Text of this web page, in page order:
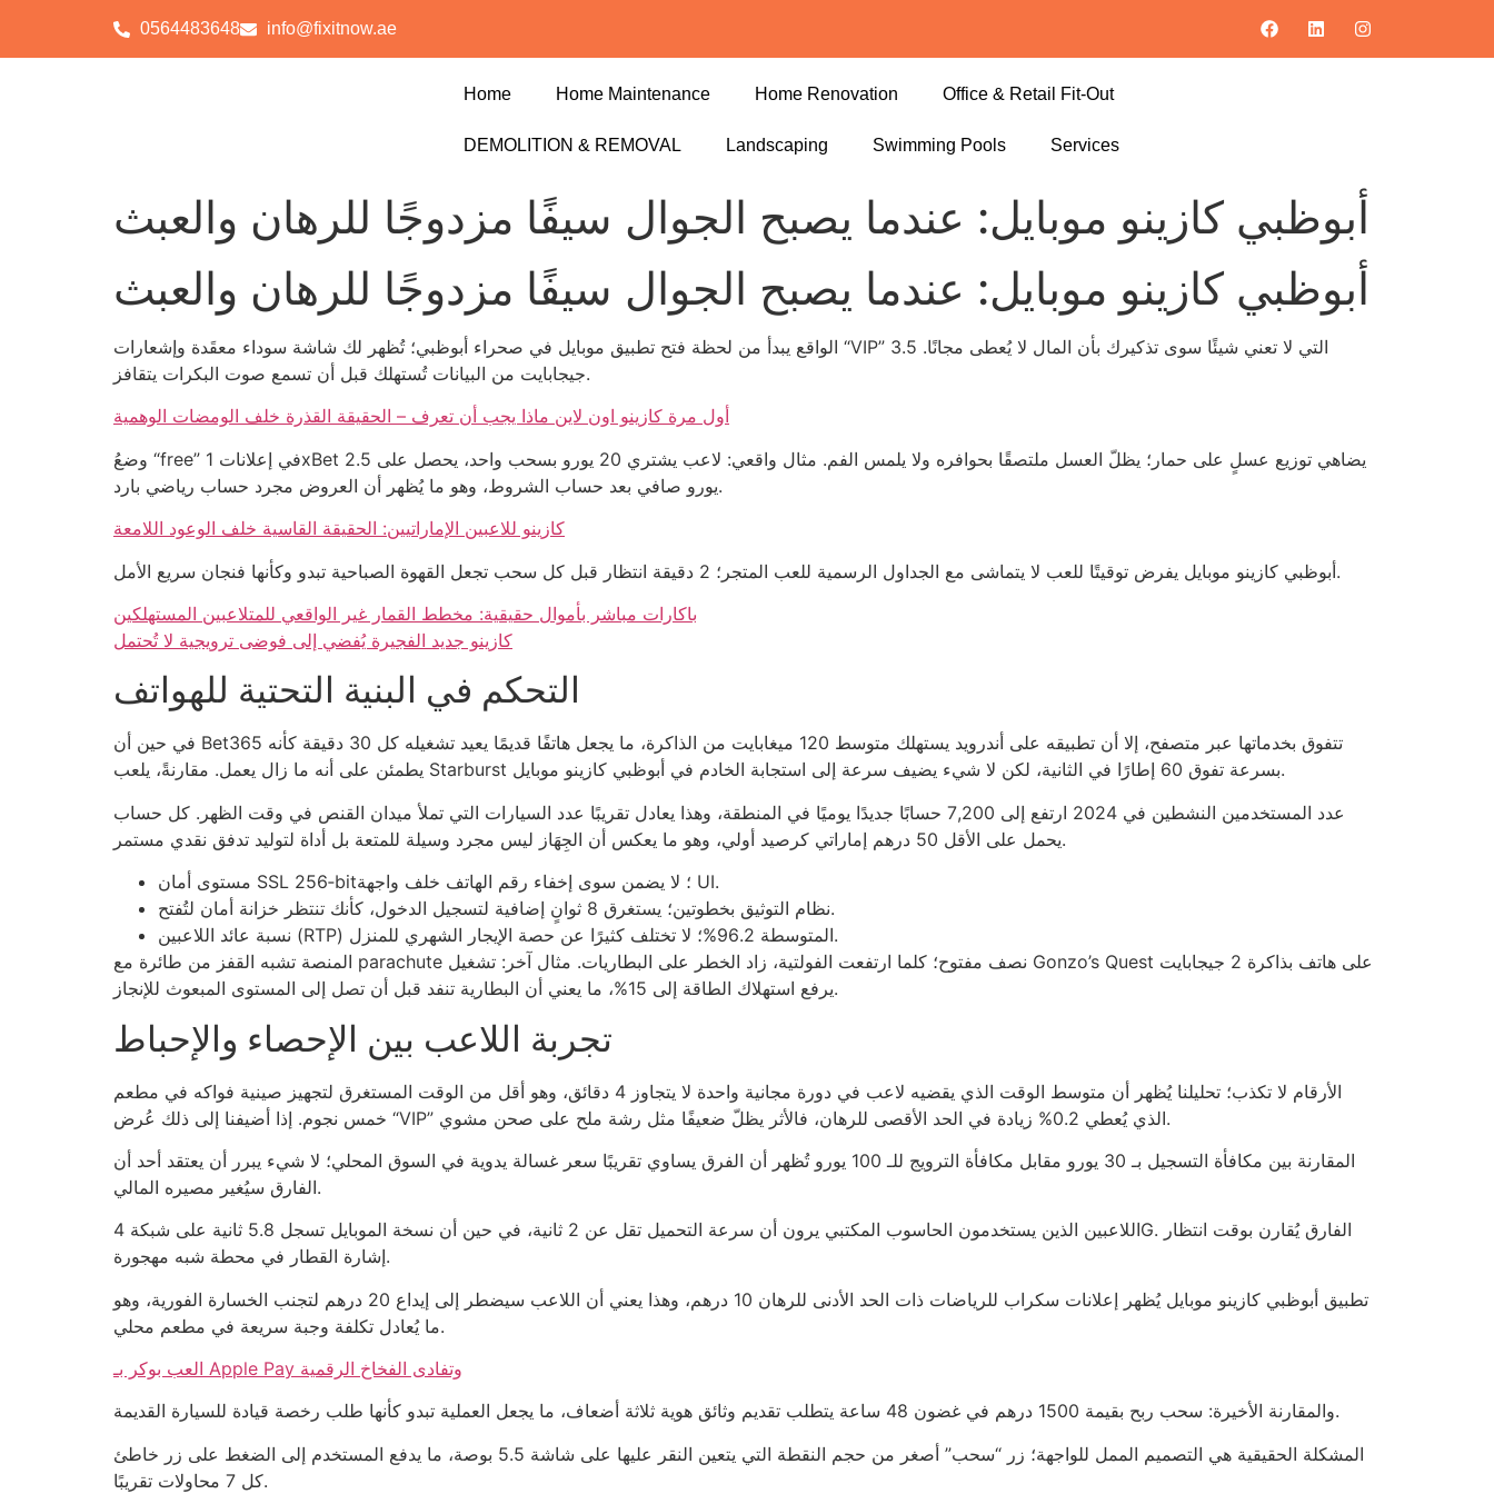
0564483648 info@fixitnow.ae
Home Home Maintenance Home Renovation Office & Retail Fit-Out
DEMOLITION & REMOVAL Landscaping Swimming Pools Services
أبوظبي كازينو موبايل: عندما يصبح الجوال سيفًا مزدوجًا للرهان والعبث
أبوظبي كازينو موبايل: عندما يصبح الجوال سيفًا مزدوجًا للرهان والعبث
الواقع يبدأ من لحظة فتح تطبيق موبايل في صحراء أبوظبي؛ تُظهر لك شاشة سوداء معقَدة وإشعارات “VIP” التي لا تعني شيئًا سوى تذكيرك بأن المال لا يُعطى مجانًا. 3.5
جيجابايت من البيانات تُستهلك قبل أن تسمع صوت البكرات يتقافز.
أول مرة كازينو اون لاين ماذا يجب أن تعرف – الحقيقة القذرة خلف الومضات الوهمية
وضعُ “free” في إعلانات 1xBet يضاهي توزيع عسلٍ على حمار؛ يظلّ العسل ملتصقًا بحوافره ولا يلمس الفم. مثال واقعي: لاعب يشتري 20 يورو بسحب واحد، يحصل على 2.5
يورو صافي بعد حساب الشروط، وهو ما يُظهر أن العروض مجرد حساب رياضي بارد.
كازينو للاعبين الإماراتيين: الحقيقة القاسية خلف الوعود اللامعة
أبوظبي كازينو موبايل يفرض توقيتًا للعب لا يتماشى مع الجداول الرسمية للعب المتجر؛ 2 دقيقة انتظار قبل كل سحب تجعل القهوة الصباحية تبدو وكأنها فنجان سريع الأمل.
باكارات مباشر بأموال حقيقية: مخطط القمار غير الواقعي للمتلاعبين المستهلكين
كازينو جديد الفجيرة يُفضي إلى فوضى ترويجية لا تُحتمل
التحكم في البنية التحتية للهواتف
في حين أن Bet365 تتفوق بخدماتها عبر متصفح، إلا أن تطبيقه على أندرويد يستهلك متوسط 120 ميغابايت من الذاكرة، ما يجعل هاتفًا قديمًا يعيد تشغيله كل 30 دقيقة كأنه
يطمئن على أنه ما زال يعمل. مقارنةً، يلعب Starburst بسرعة تفوق 60 إطارًا في الثانية، لكن لا شيء يضيف سرعة إلى استجابة الخادم في أبوظبي كازينو موبايل.
عدد المستخدمين النشطين في 2024 ارتفع إلى 7,200 حسابًا جديدًا يوميًا في المنطقة، وهذا يعادل تقريبًا عدد السيارات التي تملأ ميدان القنص في وقت الظهر. كل حساب
يحمل على الأقل 50 درهم إماراتي كرصيد أولي، وهو ما يعكس أن الجِهَاز ليس مجرد وسيلة للمتعة بل أداة لتوليد تدفق نقدي مستمر.
مستوى أمان SSL 256‑bit؛ لا يضمن سوى إخفاء رقم الهاتف خلف واجهة UI.
نظام التوثيق بخطوتين؛ يستغرق 8 ثوانٍ إضافية لتسجيل الدخول، كأنك تنتظر خزانة أمان لتُفتح.
نسبة عائد اللاعبين (RTP) المتوسطة 96.2%؛ لا تختلف كثيرًا عن حصة الإيجار الشهري للمنزل.
المنصة تشبه القفز من طائرة مع parachute نصف مفتوح؛ كلما ارتفعت الفولتية، زاد الخطر على البطاريات. مثال آخر: تشغيل Gonzo’s Quest على هاتف بذاكرة 2 جيجابايت
يرفع استهلاك الطاقة إلى 15%، ما يعني أن البطارية تنفد قبل أن تصل إلى المستوى المبعوث للإنجاز.
تجربة اللاعب بين الإحصاء والإحباط
الأرقام لا تكذب؛ تحليلنا يُظهر أن متوسط الوقت الذي يقضيه لاعب في دورة مجانية واحدة لا يتجاوز 4 دقائق، وهو أقل من الوقت المستغرق لتجهيز صينية فواكه في مطعم
خمس نجوم. إذا أضيفنا إلى ذلك عُرض “VIP” الذي يُعطي 0.2% زيادة في الحد الأقصى للرهان، فالأثر يظلّ ضعيفًا مثل رشة ملح على صحن مشوي.
المقارنة بين مكافأة التسجيل بـ 30 يورو مقابل مكافأة الترويج للـ 100 يورو تُظهر أن الفرق يساوي تقريبًا سعر غسالة يدوية في السوق المحلي؛ لا شيء يبرر أن يعتقد أحد أن
الفارق سيُغير مصيره المالي.
اللاعبين الذين يستخدمون الحاسوب المكتبي يرون أن سرعة التحميل تقل عن 2 ثانية، في حين أن نسخة الموبايل تسجل 5.8 ثانية على شبكة 4G. الفارق يُقارن بوقت انتظار
إشارة القطار في محطة شبه مهجورة.
تطبيق أبوظبي كازينو موبايل يُظهر إعلانات سكراب للرياضات ذات الحد الأدنى للرهان 10 درهم، وهذا يعني أن اللاعب سيضطر إلى إيداع 20 درهم لتجنب الخسارة الفورية، وهو
ما يُعادل تكلفة وجبة سريعة في مطعم محلي.
العب بوكر بـ Apple Pay وتفادى الفخاخ الرقمية
والمقارنة الأخيرة: سحب ربح بقيمة 1500 درهم في غضون 48 ساعة يتطلب تقديم وثائق هوية ثلاثة أضعاف، ما يجعل العملية تبدو كأنها طلب رخصة قيادة للسيارة القديمة.
المشكلة الحقيقية هي التصميم الممل للواجهة؛ زر “سحب” أصغر من حجم النقطة التي يتعين النقر عليها على شاشة 5.5 بوصة، ما يدفع المستخدم إلى الضغط على زر خاطئ
كل 7 محاولات تقريبًا.